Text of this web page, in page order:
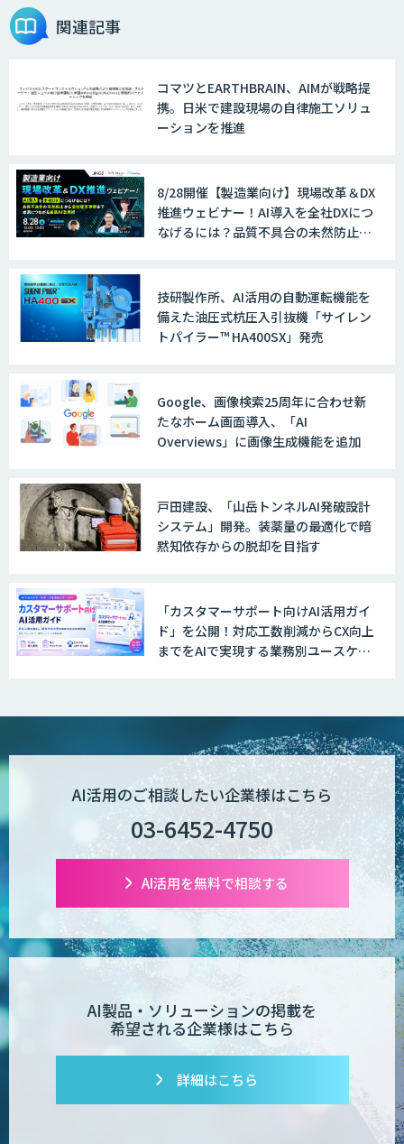
関連記事
コマツとEARTHBRAIN、AIMが戦略提
携。日米で建設現場の自律施工ソリュ
ーションを推進
8/28開催【製造業向け】現場改革＆DX
推進ウェビナー！AI導入を全社DXにつ
なげるには？品質不具合の未然防止か
技研製作所、AI活用の自動運転機能を
備えた油圧式杭圧入引抜機「サイレン
トパイラー™ HA400SX」発売
Google、画像検索25周年に合わせ新
たなホーム画面導入、「AI
Overviews」に画像生成機能を追加
戸田建設、「山岳トンネルAI発破設計
システム」開発。装薬量の最適化で暗
黙知依存からの脱却を目指す
「カスタマーサポート向けAI活用ガイ
ド」を公開！対応工数削減からCX向上
までをAIで実現する業務別ユースケー
AI活用のご相談したい企業様はこちら
03-6452-4750
AI活用を無料で相談する
AI製品・ソリューションの掲載を
希望される企業様はこちら
詳細はこちら